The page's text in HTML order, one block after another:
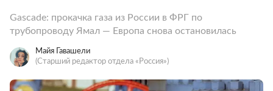
Gascade: прокачка газа из России в ФРГ по
трубопроводу Ямал — Европа снова остановилась
Майя Гавашели
(Старший редактор отдела «Россия»)